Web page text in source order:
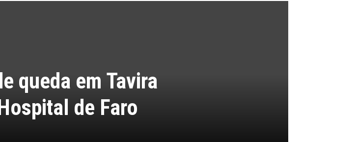
queda em Tavira
de Faro